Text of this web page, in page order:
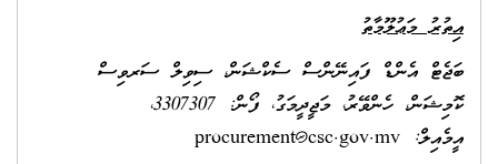
އިތުރު މަޢުލޫމާތު
ބަޖެޓް އެންޑް ފައިނޭންސް ސެކްޝަން، ސިވިލް ސަރވިސް
ކޮމިޝަން، ހެންވޭރު، މަޖީދީމަގު، ފޯން: 3307307،
އީމެއިލް: procurement@csc.gov.mv